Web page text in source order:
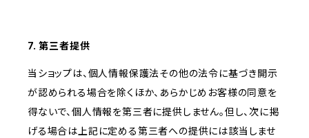
7. 第三者提供
当ショップは、個人情報保護法その他の法令に基づき開示
が認められる場合を除くほか、あらかじめお客様の同意を
得ないで、個人情報を第三者に提供しません。但し、次に掲
げる場合は上記に定める第三者への提供には該当しませ